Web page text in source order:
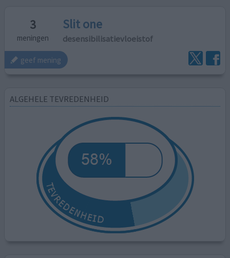
3
meningen
Slit one
desensibilisatievloeistof
geef mening
ALGEHELE TEVREDENHEID